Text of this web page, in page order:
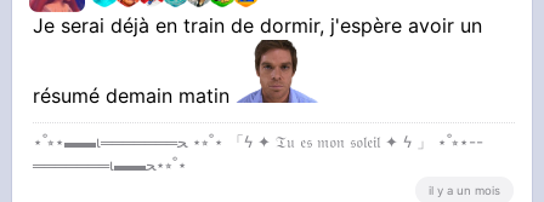
Je serai déjà en train de dormir, j'espère avoir un
résumé demain matin
⋆˚⭒⋆▬▬ι═══════ﺤ ⋆⭒˚⋆ 「ϟ ✦ 𝔗𝔲 𝔢𝔰 𝔪𝔬𝔫 𝔰𝔬𝔩𝔢𝔦𝔩 ✦ ϟ 」 ⋆˚⭒⋆--
═══════ι▬▬ﺤ⋆⭒˚⋆
il y a un mois